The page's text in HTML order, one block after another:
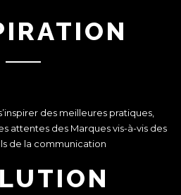
des meilleures pratiques,
attentes des Marques vis-à-vis des
de la communication